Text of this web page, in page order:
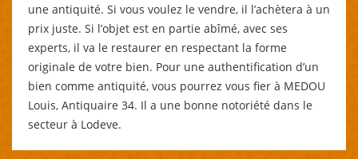
une antiquité. Si vous voulez le vendre, il l’achètera à un
prix juste. Si l’objet est en partie abîmé, avec ses
experts, il va le restaurer en respectant la forme
originale de votre bien. Pour une authentification d’un
bien comme antiquité, vous pourrez vous fier à MEDOU
Louis, Antiquaire 34. Il a une bonne notoriété dans le
secteur à Lodeve.